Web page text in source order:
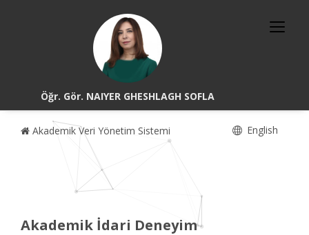
Öğr. Gör. NAIYER GHESHLAGH SOFLA
Akademik Veri Yönetim Sistemi English
Akademik İdari Deneyim